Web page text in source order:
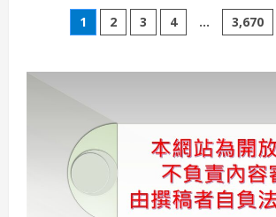
接
9
天
疏
區
理
所
加
文
章
頁
1 2 3 4 ... 3,670